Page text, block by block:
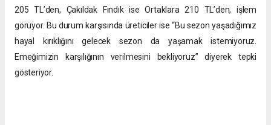
205 TL’den, Çakıldak Fındık ise Ortaklara 210 TL’den, işlem
görüyor. Bu durum karşısında üreticiler ise “Bu sezon yaşadığımız
hayal kırıklığını gelecek sezon da yaşamak istemiyoruz.
Emeğimizin karşılığının verilmesini bekliyoruz” diyerek tepki
gösteriyor.